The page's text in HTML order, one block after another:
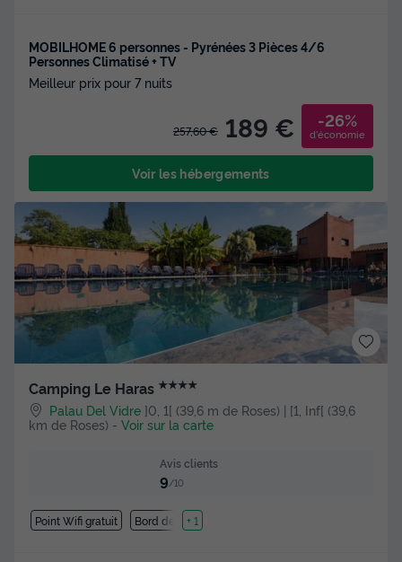
MOBILHOME 6 personnes - Pyrénées 3 Pièces 4/6
Personnes Climatisé + TV
Meilleur prix pour 7 nuits
257,60 € 189 € -26%
d'économie
Voir les hébergements
Camping Le Haras ★★★★
Palau Del Vidre ]0, 1[ (39,6 m de Roses) | [1, Inf[ (39,6
km de Roses) - Voir sur la carte
Avis clients
9/10
Point Wifi gratuit Bord de mer
+ 1